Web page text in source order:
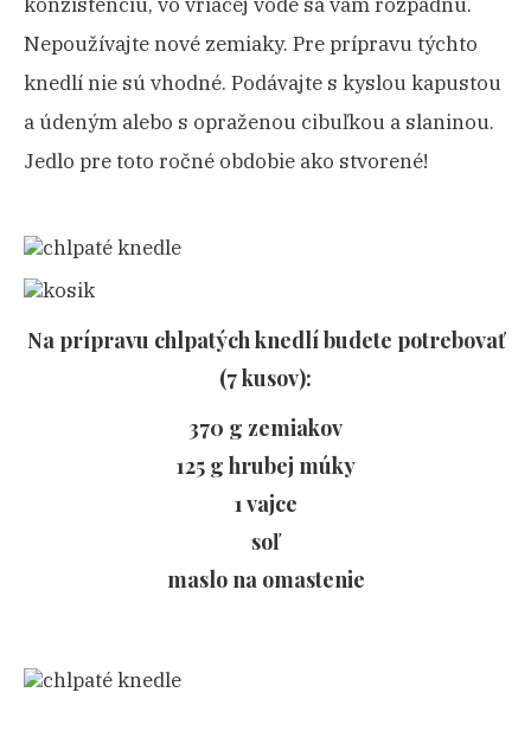
Nepoužívajte nové zemiaky. Pre prípravu týchto
knedlí nie sú vhodné. Podávajte s kyslou kapustou
a údeným alebo s opraženou cibuľkou a slaninou.
Jedlo pre toto ročné obdobie ako stvorené!
Na prípravu chlpatých knedlí budete potrebovať
(7 kusov):
370 g zemiakov
125 g hrubej múky
1 vajce
soľ
maslo na omastenie